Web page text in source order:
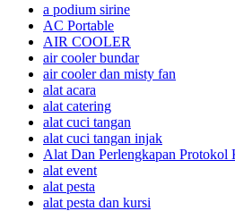
a podium sirine
AC Portable
AIR COOLER
air cooler bundar
air cooler dan misty fan
alat acara
alat catering
alat cuci tangan
alat cuci tangan injak
Alat Dan Perlengkapan Protokol
alat event
alat pesta
alat pesta dan kursi